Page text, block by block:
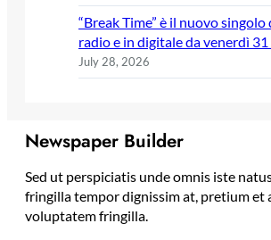
“Break Time” è il nuovo singolo
radio e in digitale da venerdì
July 28, 2026
Newspaper Builder
Sed ut perspiciatis unde omnis iste
fringilla tempor dignissim at, pretium et
voluptatem fringilla.